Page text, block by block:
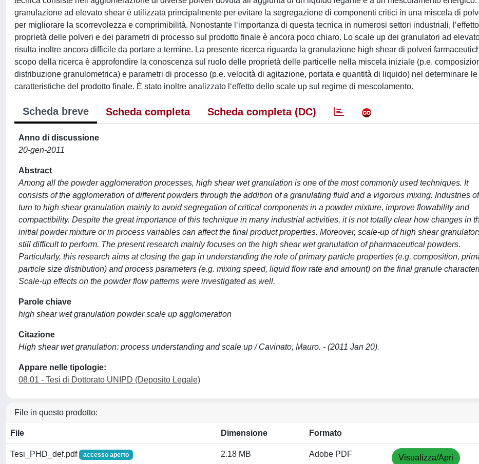
granulazione ad elevato shear è utilizzata principalmente per evitare la segregazione di componenti critici in una miscela di
per migliorare la scorrevolezza e comprimibilità. Nonostante l‘importanza di questa tecnica in numerosi settori industriali,
proprietà delle polveri e dei parametri di processo sul prodotto finale è ancora poco chiaro. Lo scale up dei granulatori ad
risulta inoltre ancora difficile da portare a termine. La presente ricerca riguarda la granulazione high shear di polveri
scopo della ricerca è approfondire la conoscenza sul ruolo delle proprietà delle particelle nella miscela iniziale (p.e.
distribuzione granulometrica) e parametri di processo (p.e. velocità di agitazione, portata e quantità di liquido) nel determinare le
caratteristiche del prodotto finale. È stato inoltre analizzato l‘effetto dello scale up sul regime di mescolamento.
Scheda breve Scheda completa Scheda completa (DC)
Anno di discussione
20-gen-2011
Abstract
Among all the powder agglomeration processes, high shear wet granulation is one of the most commonly used techniques. It
consists of the agglomeration of different powders through the addition of a granulating fluid and a vigorous mixing. Industries
turn to high shear granulation mainly to avoid segregation of critical components in a powder mixture, improve flowability and
compactibility. Despite the great importance of this technique in many industrial activities, it is not totally clear how changes in
initial powder mixture or in process variables can affect the final product properties. Moreover, scale-up of high shear
still difficult to perform. The present research mainly focuses on the high shear wet granulation of pharmaceutical powders.
Particularly, this research aims at closing the gap in understanding the role of primary particle properties (e.g. composition,
particle size distribution) and process parameters (e.g. mixing speed, liquid flow rate and amount) on the final granule
Scale-up effects on the powder flow patterns were investigated as well.
Parole chiave
high shear wet granulation powder scale up agglomeration
Citazione
High shear wet granulation: process understanding and scale up / Cavinato, Mauro. - (2011 Jan 20).
Appare nelle tipologie:
08.01 - Tesi di Dottorato UNIPD (Deposito Legale)
File in questo prodotto:
File Dimensione Formato
Tesi_PHD_def.pdf accesso aperto 2.18 MB Adobe PDF Visualizza/Apri